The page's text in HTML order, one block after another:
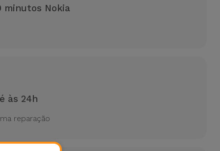
minutos Nokia
às 24h
reparação